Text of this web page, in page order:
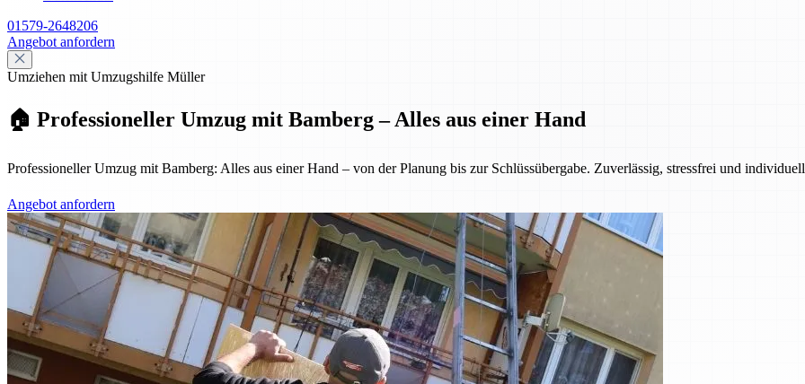
01579-2648206
Angebot anfordern
Umziehen mit Umzugshilfe Müller
🏠 Professioneller Umzug mit Bamberg – Alles aus einer Hand
Professioneller Umzug mit Bamberg: Alles aus einer Hand – von der Planung bis zur Schlüssübergabe. Zuverlässig, stressfrei und
Angebot anfordern